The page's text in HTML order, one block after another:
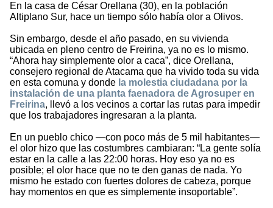
En la casa de César Orellana (30), en la población
Altiplano Sur, hace un tiempo sólo había olor a Olivos.
Sin embargo, desde el año pasado, en su vivienda
ubicada en pleno centro de Freirina, ya no es lo mismo.
“Ahora hay simplemente olor a caca”, dice Orellana,
consejero regional de Atacama que ha vivido toda su vida
en esta comuna y donde la molestia ciudadana por la
instalación de una planta faenadora de Agrosuper en
Freirina, llevó a los vecinos a cortar las rutas para impedir
que los trabajadores ingresaran a la planta.
En un pueblo chico —con poco más de 5 mil habitantes—
el olor hizo que las costumbres cambiaran: “La gente solía
estar en la calle a las 22:00 horas. Hoy eso ya no es
posible; el olor hace que no te den ganas de nada. Yo
mismo he estado con fuertes dolores de cabeza, porque
hay momentos en que es simplemente insoportable”.